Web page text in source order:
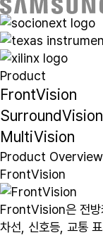
Product
FrontVision
SurroundVision
MultiVision
Product Overview
FrontVision
FrontVision은 전방
차선, 신호등, 교통